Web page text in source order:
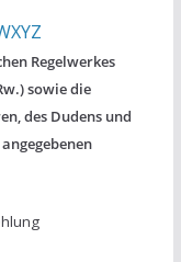
XYZ
Regelwerkes
sowie die
des Dudens und